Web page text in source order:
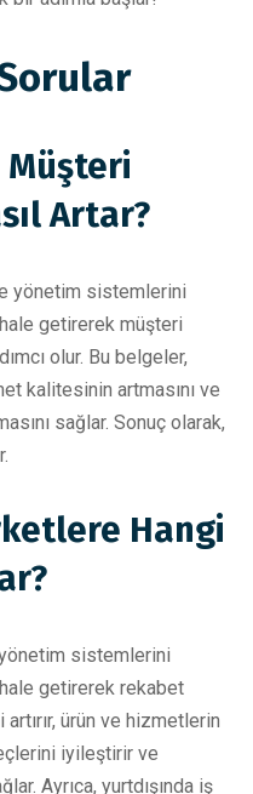
Müşteri
Artar?
yönetim sistemlerini
getirerek müşteri
olur. Bu belgeler,
kalitesinin artmasını ve
sağlar. Sonuç olarak,
Hangi
sistemlerini
getirerek rekabet
ürün ve hizmetlerin
iyileştirir ve
Ayrıca, yurtdışında iş